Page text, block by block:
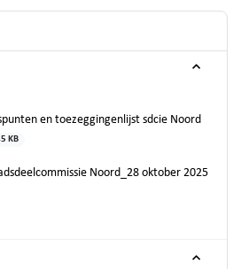
en toezeggingenlijst sdcie Noord
KB
Noord_28 oktober 2025